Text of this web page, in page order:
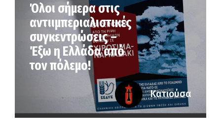
Όλοι σήμερα στις
αντιιμπεριαλιστικές
συγκεντρώσεις –
Έξω η Ελλάδα από
τον πόλεμο!
Κατιούσα